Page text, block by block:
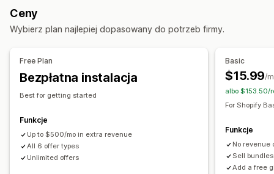
Pakiety niestandardowe
Gradacja cen
Rabaty ilościowe
Oferty i rekomendacje
Ceny
Wybierz plan najlepiej dopasowany do potrzeb firmy.
Free Plan
Bezpłatna instalacja
Best for getting started
Funkcje
Up to $500/mo in extra revenue
All 6 offer types
Unlimited offers
Basic
$15.99/
albo $153.50/
For Shopify
Funkcje
No revenue
Sell
Add a free